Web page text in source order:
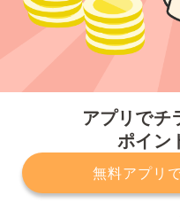
アプリでチ
ポイン
無料アプリ
プライバシーポリシ
サービスに関してのお問